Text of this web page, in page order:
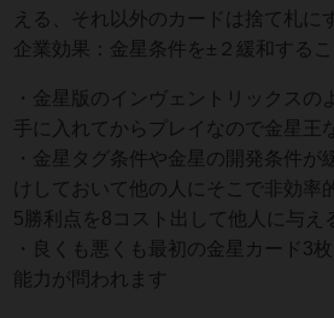
える、それ以外のカードは捨て札に
企業効果：金星条件を±２緩和する
・金星版のインヴェントリックス
手に入れてからプレイなので金星王
・金星タグ条件や金星の開発条件
けしておいて他の人にそこで非効
5勝利点を8コスト出して他人に与
・良くも悪くも最初の金星カード3
能力が問われます